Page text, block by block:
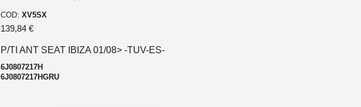
COD: XV5SX
139,84 €
P/TI ANT SEAT IBIZA 01/08> -TUV-ES-
6J0807217H
6J0807217HGRU